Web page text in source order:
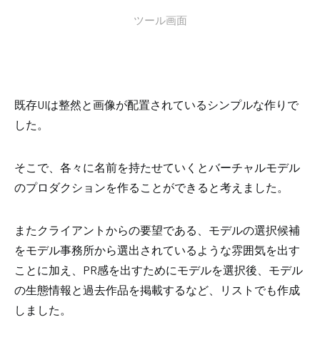
ツール画面
既存UIは整然と画像が配置されているシンプルな作りで
した。
そこで、各々に名前を持たせていくとバーチャルモデル
のプロダクションを作ることができると考えました。
またクライアントからの要望である、モデルの選択候補
をモデル事務所から選出されているような雰囲気を出す
ことに加え、PR感を出すためにモデルを選択後、モデル
の生態情報と過去作品を掲載するなど、リストでも作成
しました。